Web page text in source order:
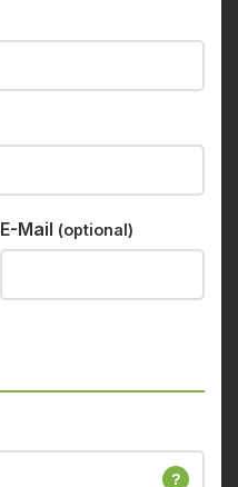
E-Mail (optional)
?